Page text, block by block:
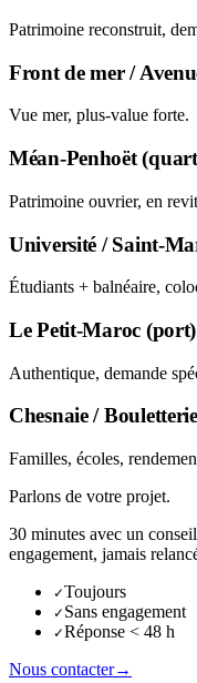
Patrimoine reconstruit,
Front de mer /
Vue mer, plus-value forte.
Méan-Penhoët
Patrimoine ouvrier, en
Université / Saint-
Étudiants + balnéaire,
Le Petit-Maroc (port)
Authentique, demande
Chesnaie /
Familles, écoles,
Parlons de votre projet.
30 minutes avec un
engagement, jamais
✓Toujours
✓ Sans engagement
✓Réponse < 48 h
Nous contacter→